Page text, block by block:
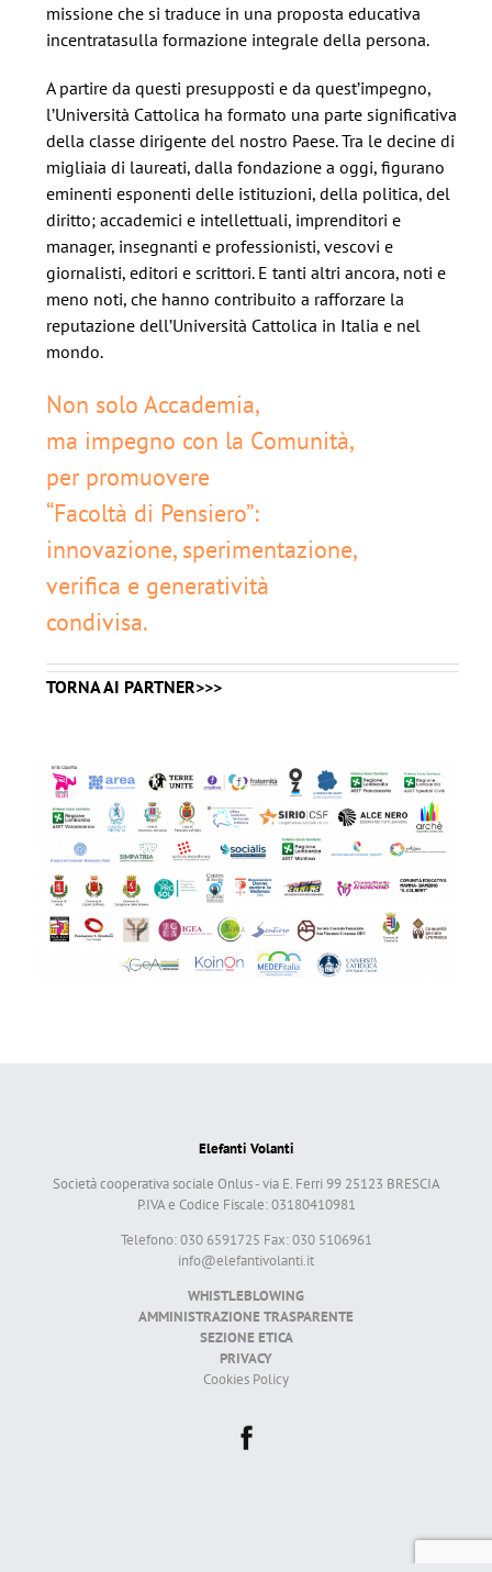
missione che si traduce in una proposta educativa
incentratasulla formazione integrale della persona.
A partire da questi presupposti e da quest’impegno,
l’Università Cattolica ha formato una parte significativa
della classe dirigente del nostro Paese. Tra le decine di
migliaia di laureati, dalla fondazione a oggi, figurano
eminenti esponenti delle istituzioni, della politica, del
diritto; accademici e intellettuali, imprenditori e
manager, insegnanti e professionisti, vescovi e
giornalisti, editori e scrittori. E tanti altri ancora, noti e
meno noti, che hanno contribuito a rafforzare la
reputazione dell’Università Cattolica in Italia e nel
mondo.
Non solo Accademia,
ma impegno con la Comunità,
per promuovere
“Facoltà di Pensiero”:
innovazione, sperimentazione,
verifica e generatività
condivisa.
TORNA AI PARTNER>>>
Elefanti Volanti
Società cooperativa sociale Onlus - via E. Ferri 99 25123 BRESCIA
P.IVA e Codice Fiscale: 03180410981
Telefono: 030 6591725 Fax: 030 5106961
info@elefantivolanti.it
WHISTLEBLOWING
AMMINISTRAZIONE TRASPARENTE
SEZIONE ETICA
PRIVACY
Cookies Policy